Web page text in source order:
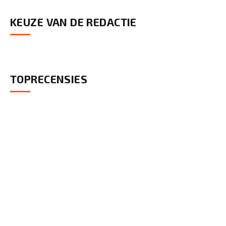
KEUZE VAN DE REDACTIE
TOPRECENSIES